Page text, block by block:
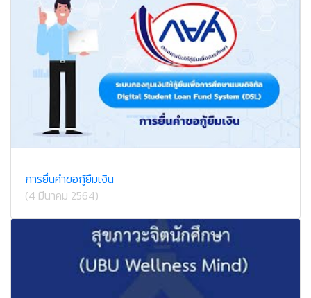
การยื่นคำขอกู้ยืมเงิน
(4 มีนาคม 2564)